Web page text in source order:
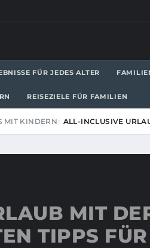
FÜR JEDES ALTER
REISEZIELE FÜR FAMILIEN
MIT KINDERN ALL-INCLUSIVE
MIT
TIPPS FÜR